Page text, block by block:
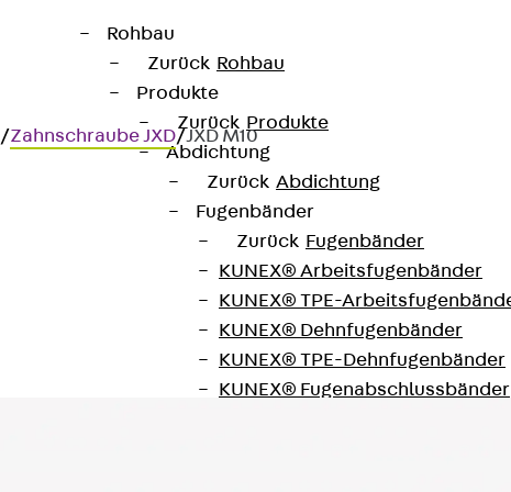
Rohbau
Zurück Rohbau
Produkte
Zurück Produkte
Abdichtung
Zurück Abdichtung
Fugenbänder
Zurück Fugenbänder
KUNEX® Arbeitsfugenbänder
KUNEX® TPE-
KUNEX® Dehnfugenbänder
KUNEX® TPE-Dehnfugenbänder
KUNEX® Fugenabschlussbänder
/Zahnschraube JXD/JXD M10